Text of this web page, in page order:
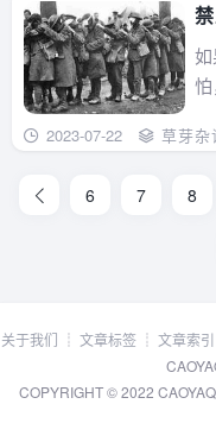
2023-07-22 草芽杂
6 7 8
关于我们 ┊ 文章标签┊ 文章索引
COPYRIGHT © 2022